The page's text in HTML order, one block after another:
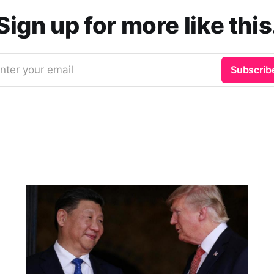
up for more like
your email